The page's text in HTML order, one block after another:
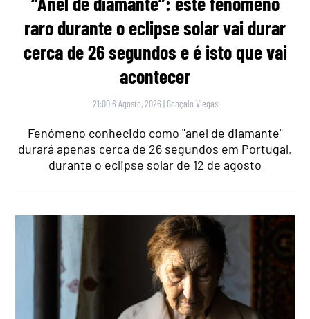
raro durante o eclipse solar vai durar
cerca de 26 segundos e é isto que vai
acontecer
21:00 6 Agosto, 2026 | Gonçalo Viegas
Fenómeno conhecido como "anel de diamante"
durará apenas cerca de 26 segundos em Portugal,
durante o eclipse solar de 12 de agosto